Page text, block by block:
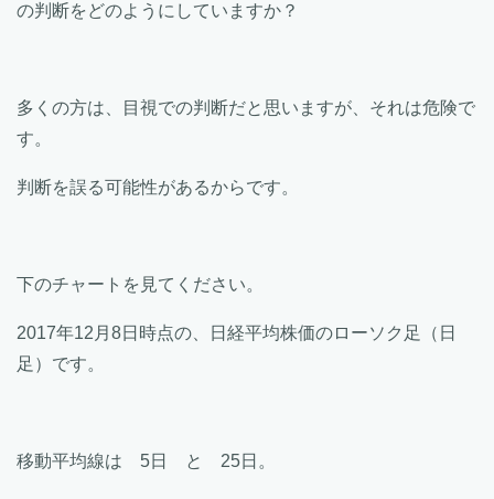
の判断をどのようにしていますか？
多くの方は、目視での判断だと思いますが、それは危険で
す。
判断を誤る可能性があるからです。
下のチャートを見てください。
2017年12月8日時点の、日経平均株価のローソク足（日
足）です。
移動平均線は 5日 と 25日。